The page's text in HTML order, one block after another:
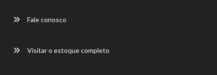
Fale conosco
Visitar o estoque completo